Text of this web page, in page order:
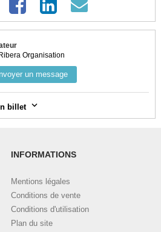
Organisation
un message
billet
compteiciet visualisez toutes vos
en utilisant le bouton de contact ci-
l'email et le nom utilisé pour la
INFORMATIONS
Mentions légales
Conditions de vente
Conditions d'utilisation
Plan du site